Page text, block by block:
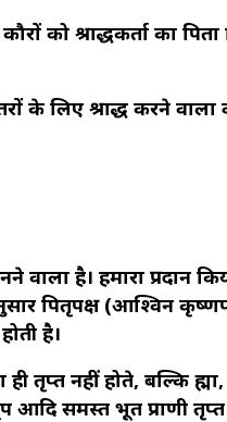
को श्राद्धकर्ता का पिता
के लिए श्राद्ध करने
वाला है। हमारा प्रदान
पितृपक्ष (आश्विन
है।
नहीं होते, बल्कि ब्रह्मा,
आदि समस्त भूत प्राणी तृप्त